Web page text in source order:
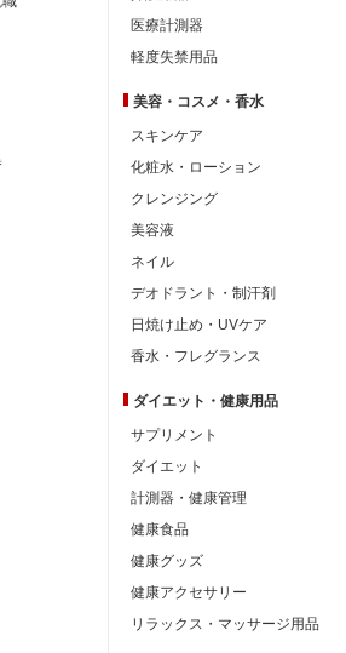
医療計測器
軽度失禁用品
美容・コスメ・香水
スキンケア
化粧水・ローション
クレンジング
美容液
ネイル
デオドラント・制汗剤
日焼け止め・UVケア
香水・フレグランス
ダイエット・ 健康用品
サプリメント
ダイエット
計測器・健康管理
健康食品
健康グッズ
健康アクセサリー
リラックス・マッサージ用品